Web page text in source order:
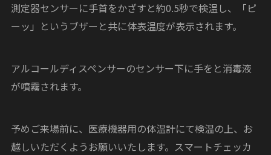
測定器センサーに手首をかざすと約0.5秒で検温し、「ピ
ーッ」というブザーと共に体表温度が表示されます。
アルコールディスペンサーのセンサー下に手をと消毒液
が噴霧されます。
予めご来場前に、医療機器用の体温計にて検温の上、お
越しいただくようお願いいたします。スマートチェッカ